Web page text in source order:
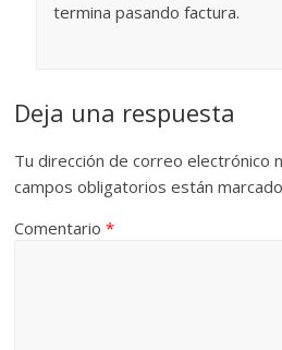
termina pasando factura.
Deja una respuesta
Tu dirección de correo electrónico
campos obligatorios están
Comentario*